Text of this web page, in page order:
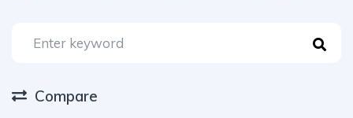
Compare